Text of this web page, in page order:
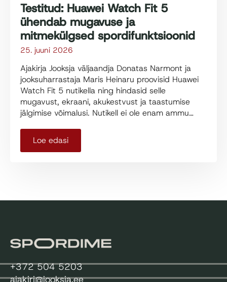
Testitud: Huawei Watch Fit 5
ühendab mugavuse ja
mitmekülgsed spordifunktsioonid
25. juuni 2026
Ajakirja Jooksja väljaandja Donatas Narmont ja
jooksuharrastaja Maris Heinaru proovisid Huawei
Watch Fit 5 nutikella ning hindasid selle
mugavust, ekraani, akukestvust ja taastumise
jälgimise võimalusi. Nutikell ei ole enam ammu…
Loe edasi
+372 504 5203
ajakiri@jooksja.ee